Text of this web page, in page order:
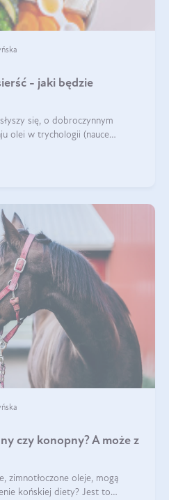
- jaki będzie
się, o dobroczynnym
olei w trychologii (nauce
czy konopny? A może z
zimnotłoczone oleje, mogą
końskiej diety? Jest to